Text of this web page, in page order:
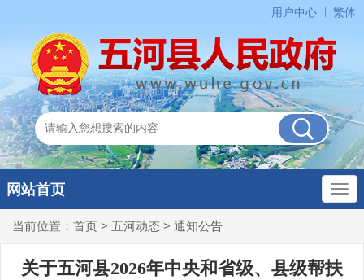
用户中心 繁体
网站首页
当前位置： 首页 > 五河动态 > 通知公告
关于五河县2026年中央和省级、县级帮扶